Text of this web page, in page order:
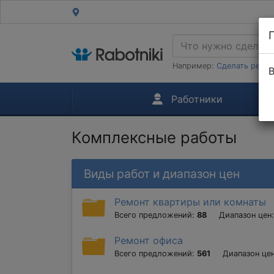
Например: Сделать
Работники
Комплексные работы
Виды работ и диапазон цен
Ремонт квартиры или комнаты
Всего предложений: 88 Диапазон цен:
Ремонт офиса
Всего предложений: 561 Диапазон